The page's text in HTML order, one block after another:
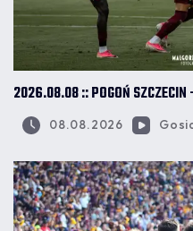
2026.08.08 :: POGOŃ
08.08.2026